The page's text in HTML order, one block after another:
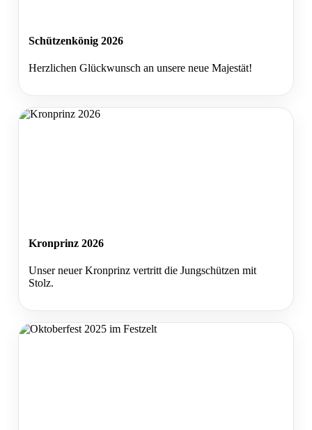
Schützenkönig 2026
Herzlichen Glückwunsch an unsere neue Majestät!
Kronprinz 2026
Unser neuer Kronprinz vertritt die Jungschützen mit
Stolz.